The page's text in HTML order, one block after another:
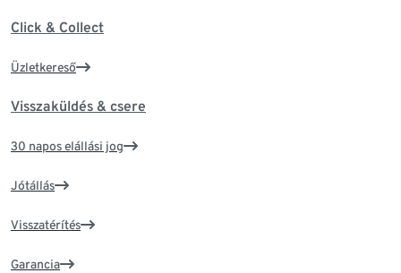
Click & Collect
Üzletkereső
Visszaküldés & csere
30 napos elállási jog
Jótállás
Visszatérítés
Garancia